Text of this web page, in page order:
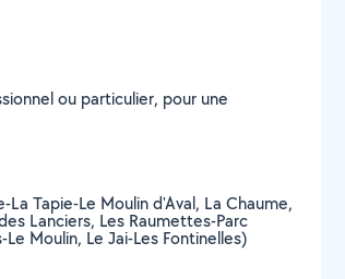
ou particulier, pour une
Tapie-Le Moulin d'Aval, La Chaume,
Lanciers, Les Raumettes-Parc
Moulin, Le Jai-Les Fontinelles)